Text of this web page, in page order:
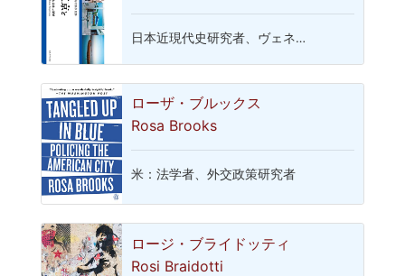
日本近現代史研究者、ヴェネ…
ローザ・ブルックス
Rosa Brooks
米：法学者、外交政策研究者
ロージ・ブライドッティ
Rosi Braidotti